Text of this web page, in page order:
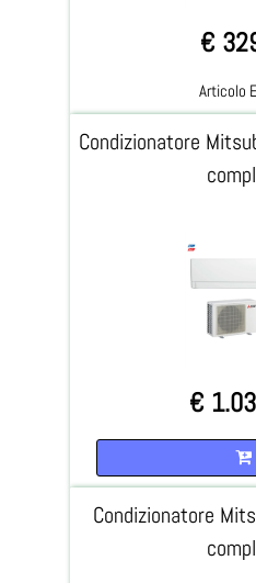
€
Articolo
Condizionatore
€
Condizionatore